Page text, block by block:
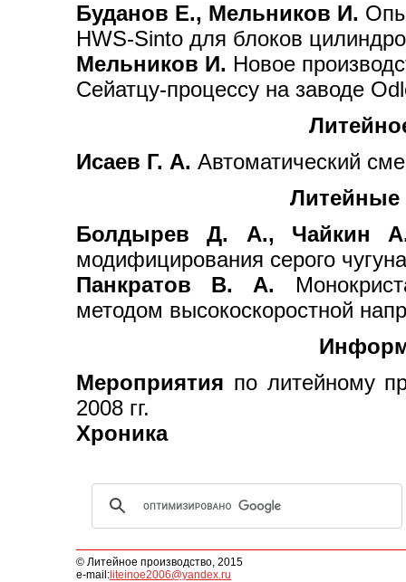
Буданов Е., Мельников И.
HWS-Sinto для блоков
Мельников И. Новое
Сейатцу-процессу на заводе
Исаев Г. А. Автоматический
Литейные
Болдырев Д. А., Чайкин
модифицирования серого
Панкратов В. А.
методом высокоскоростной
Мероприятия по литейному
2008 гг.
Хроника
© Литейное производство, 2015
e-mail: liteinoe2006@yandex.ru